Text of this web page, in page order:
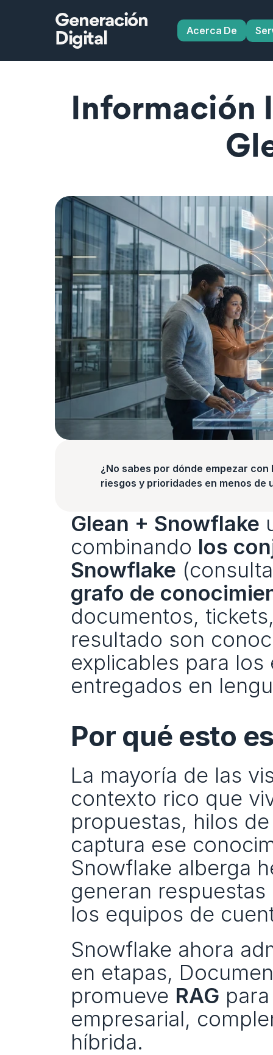
Generación
Digital
Acerca De
Información
¿No sabes por dónde empezar
riesgos y prioridades en menos de
Glean + Snowflake
combinando los
Snowflake
grafo de
documentos,
resultado son
explicables para
entregados en
Por qué esto
La mayoría de las
contexto rico que
propuestas, hilos
captura ese
Snowflake alberga
generan respuestas
los equipos de
Snowflake ahora
en etapas,
promueve RAG
empresarial,
híbrida.